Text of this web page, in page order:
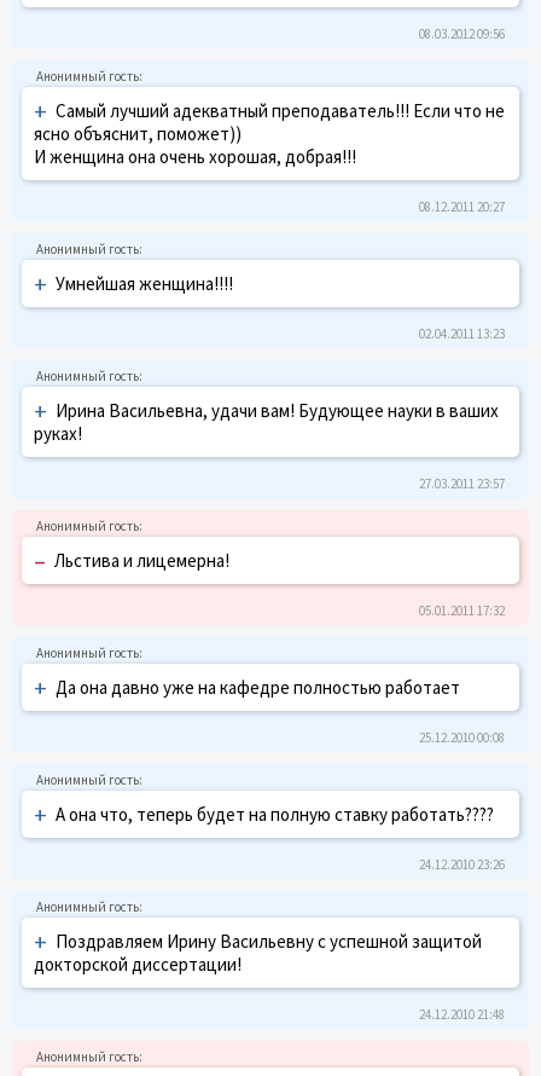
08.03.2012 09:56
+ Самый лучший адекватный преподаватель!!! Если что не
ясно объяснит, поможет))
И женщина она очень хорошая, добрая!!!
08.12.2011 20:27
+ Умнейшая женщина!!!!
02.04.2011 13:23
+ Ирина Васильевна, удачи вам! Будующее науки в ваших
руках!
27.03.2011 23:57
– Льстива и лицемерна!
05.01.2011 17:32
+ Да она давно уже на кафедре полностью работает
25.12.2010 00:08
+ А она что, теперь будет на полную ставку работать????
24.12.2010 23:26
+ Поздравляем Ирину Васильевну с успешной защитой
докторской диссертации!
24.12.2010 21:48